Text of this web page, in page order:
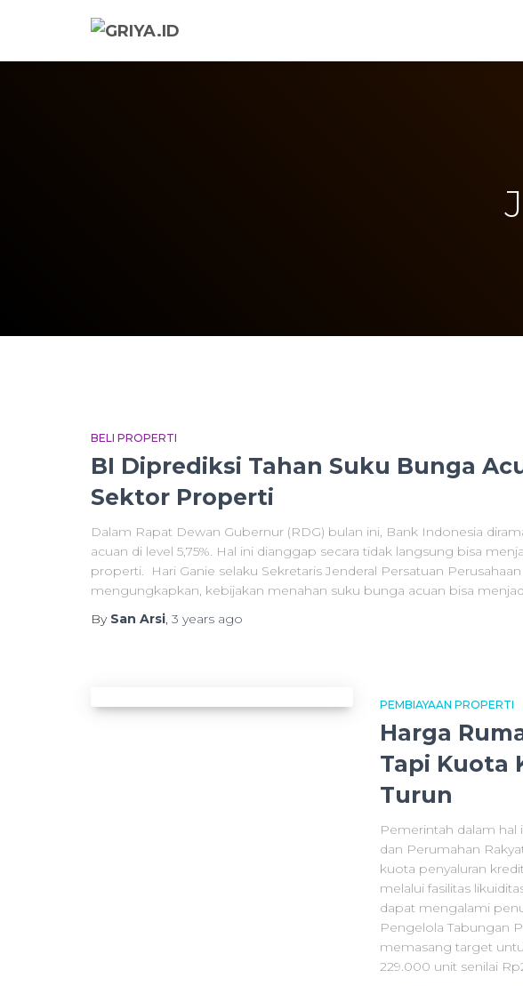
BELI PROPERTI
BI Diprediksi Tahan Suku Bunga
Sektor Properti
Dalam Rapat Dewan Gubernur (RDG) bulan ini, Bank Indonesia
acuan di level 5,75%. Hal ini dianggap secara tidak langsung bisa
properti. Hari Ganie selaku Sekretaris Jenderal Persatuan
mengungkapkan, kebijakan menahan suku bunga acuan bisa
By San Arsi, 3 years ago
PEMBIAYAAN PROPERTI
Harga
Tapi Kuota
Turun
Pemerintah dalam
dan Perumahan
kuota penyaluran
melalui fasilitas
dapat mengalami
Pengelola Tabungan
memasang target
229.000 unit senilai